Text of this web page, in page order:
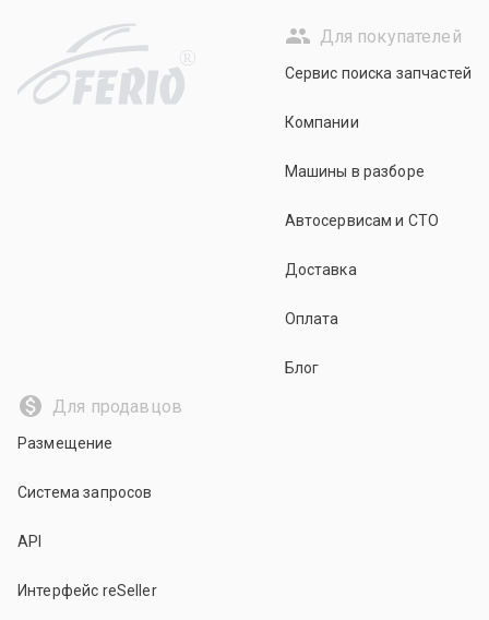
R
Для покупателей
Сервис поиска запчастей
Компании
Машины в разборе
Автосервисам и СТО
Доставка
Оплата
Блог
Для продавцов
Размещение
Система запросов
API
Интерфейс reSeller